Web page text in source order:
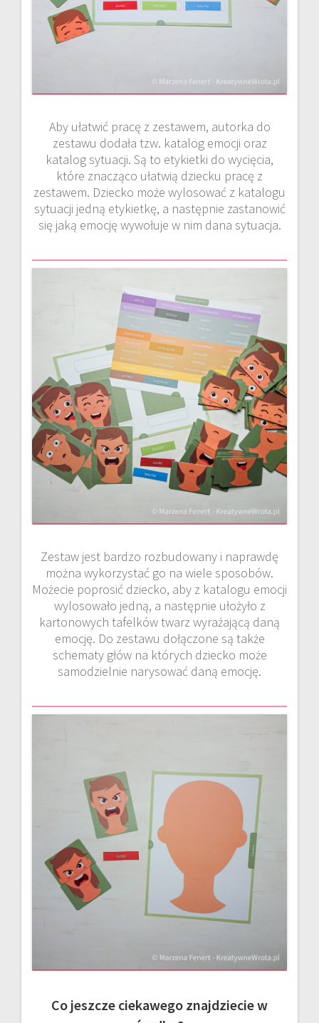
Aby ułatwić pracę z zestawem, autorka do
zestawu dodała tzw. katalog emocji oraz
katalog sytuacji. Są to etykietki do wycięcia,
które znacząco ułatwią dziecku pracę z
zestawem. Dziecko może wylosować z katalogu
sytuacji jedną etykietkę, a następnie zastanowić
się jaką emocję wywołuje w nim dana sytuacja.
Zestaw jest bardzo rozbudowany i naprawdę
można wykorzystać go na wiele sposobów.
Możecie poprosić dziecko, aby z katalogu emocji
wylosowało jedną, a następnie ułożyło z
kartonowych tafelków twarz wyrażającą daną
emocję. Do zestawu dołączone są także
schematy głów na których dziecko może
samodzielnie narysować daną emocję.
Co jeszcze ciekawego znajdziecie w